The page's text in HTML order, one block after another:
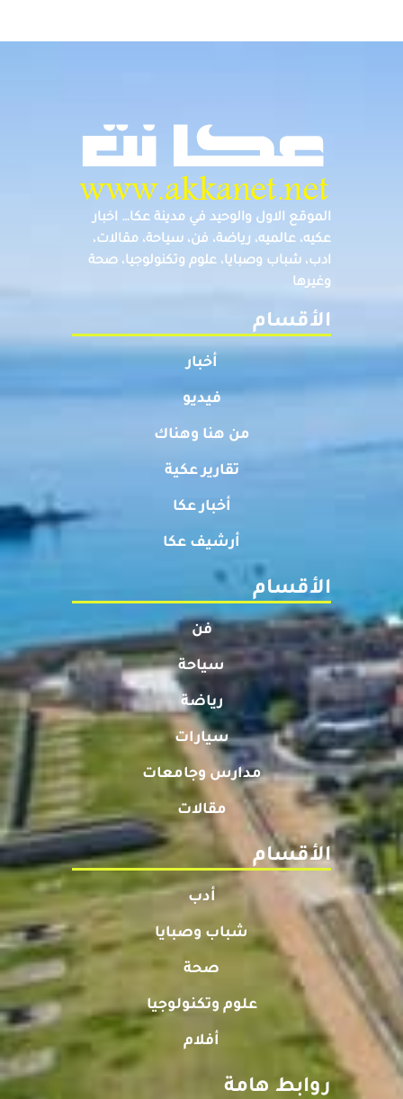
الموقع الاول والوحيد في مدينة عكا… اخبار
عكيه، عالميه، رياضة، فن، سياحة، مقالات،
ادب، شباب وصبايا، علوم وتكنولوجيا، صحة
وغيرها
الأقسام
أخبار
فيديو
من هنا وهناك
تقارير عكية
أخبار عكا
أرشيف عكا
الأقسام
فن
سياحة
رياضة
سيارات
مدارس وجامعات
مقالات
الأقسام
أدب
شباب وصبايا
صحة
علوم وتكنولوجيا
أفلام
روابط هامة